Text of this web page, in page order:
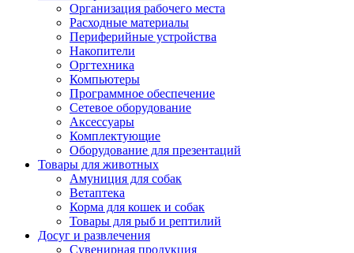
Организация рабочего места
Расходные материалы
Периферийные устройства
Накопители
Оргтехника
Компьютеры
Программное обеспечение
Сетевое оборудование
Аксессуары
Комплектующие
Оборудование для презентаций
Товары для животных
Амуниция для собак
Ветаптека
Корма для кошек и собак
Товары для рыб и рептилий
Досуг и развлечения
Сувенирная продукция